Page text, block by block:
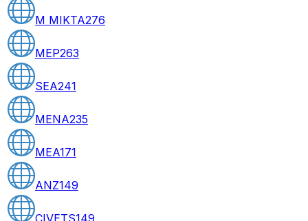
M MIKTA276
MEP263
SEA241
MENA235
MEA171
ANZ149
CIVETS149